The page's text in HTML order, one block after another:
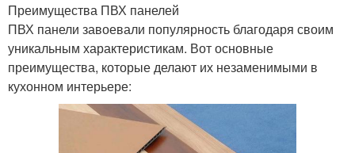
Преимущества ПВХ панелей
ПВХ панели завоевали популярность благодаря своим
уникальным характеристикам. Вот основные
преимущества, которые делают их незаменимыми в
кухонном интерьере: